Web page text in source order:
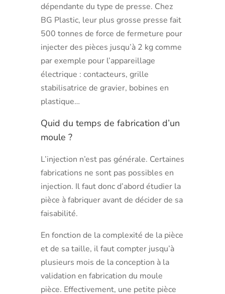
dépendante du type de presse. Chez
BG Plastic, leur plus grosse presse fait
500 tonnes de force de fermeture pour
injecter des pièces jusqu’à 2 kg comme
par exemple pour l’appareillage
électrique : contacteurs, grille
stabilisatrice de gravier, bobines en
plastique…
Quid du temps de fabrication d’un
moule ?
L’injection n’est pas générale. Certaines
fabrications ne sont pas possibles en
injection. Il faut donc d’abord étudier la
pièce à fabriquer avant de décider de sa
faisabilité.
En fonction de la complexité de la pièce
et de sa taille, il faut compter jusqu’à
plusieurs mois de la conception à la
validation en fabrication du moule
pièce. Effectivement, une petite pièce